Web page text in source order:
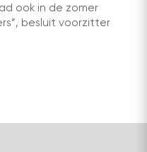
ook in de zomer
besluit voorzitter